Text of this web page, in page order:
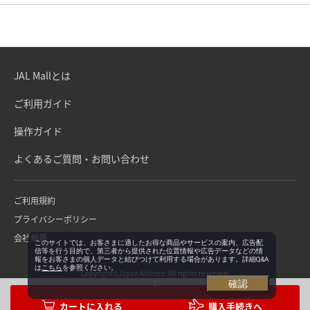
購入手続きへ
JAL Mallとは
ご利用ガイド
操作ガイド
よくあるご質問・お問い合わせ
ご利用規約
プライバシーポリシー
会社概要
Copyright©Japan Airlines. All rights reserved.
このサイトでは、お客さまに適したお得な商品やサービスの案内、広告配
信等を行う目的で、第三者から提供された位置情報や広告データなどの情
報をお客さまの個人データと結びつけて利用する場合があります。詳細Q&A
は こちらを参照ください。
確認